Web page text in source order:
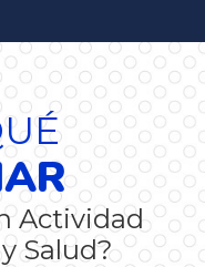
Actividad
Salud?